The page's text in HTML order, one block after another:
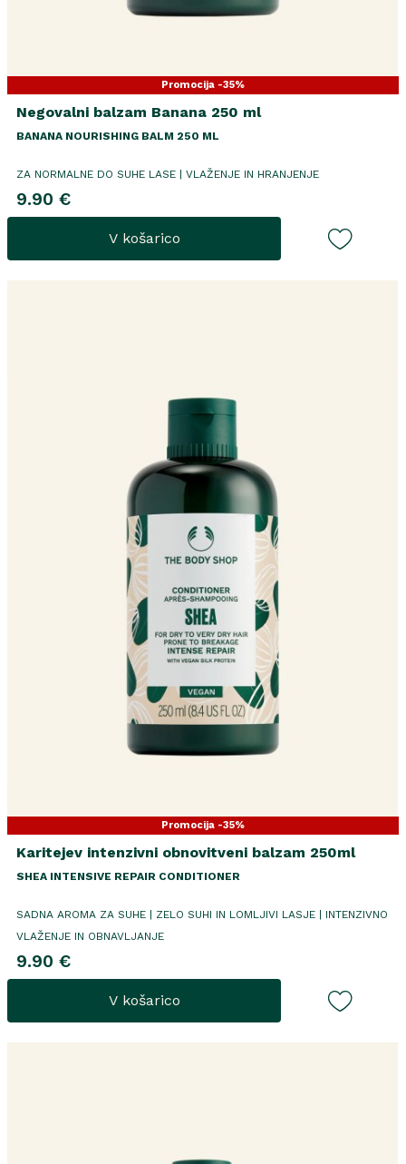
Promocija -35%
Negovalni balzam Banana 250 ml
BANANA NOURISHING BALM 250 ML
ZA NORMALNE DO SUHE LASE | VLAŽENJE IN HRANJENJE
9.90 €
V košarico
Promocija -35%
Karitejev intenzivni obnovitveni balzam 250ml
SHEA INTENSIVE REPAIR CONDITIONER
SADNA AROMA ZA SUHE | ZELO SUHI IN LOMLJIVI LASJE | INTENZIVNO
VLAŽENJE IN OBNAVLJANJE
9.90 €
V košarico